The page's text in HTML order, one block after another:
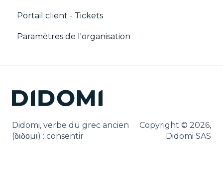
Portail client - Tickets
Paramètres de l'organisation
Didomi, verbe du grec ancien
(δ‌‌ιδο‌μι) : consentir
Copyright © 2026,
Didomi SAS